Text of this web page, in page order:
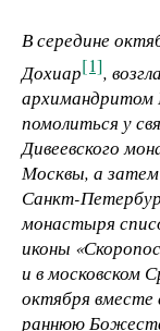
В середине
Дохиар[1],
архимандритом
помолиться у
Дивеевского
Москвы, а
Санкт-
монастыря
иконы
и в московском
октября
раннюю